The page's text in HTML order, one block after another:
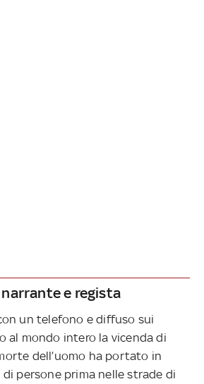
narrante e regista
un telefono e diffuso sui
al mondo intero la vicenda di
dell’uomo ha portato in
di persone prima nelle strade di